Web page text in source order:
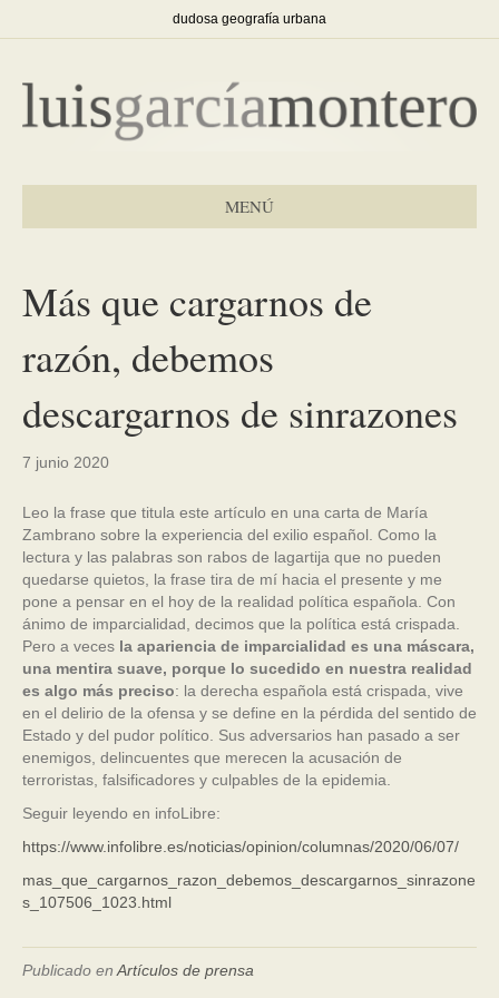
dudosa geografía urbana
MENÚ
Más que cargarnos de
razón, debemos
descargarnos de sinrazones
7 junio 2020
Leo la frase que titula este artículo en una carta de María
Zambrano sobre la experiencia del exilio español. Como la
lectura y las palabras son rabos de lagartija que no pueden
quedarse quietos, la frase tira de mí hacia el presente y me
pone a pensar en el hoy de la realidad política española. Con
ánimo de imparcialidad, decimos que la política está crispada.
Pero a veces la apariencia de imparcialidad es una máscara,
una mentira suave, porque lo sucedido en nuestra realidad
es algo más preciso: la derecha española está crispada, vive
en el delirio de la ofensa y se define en la pérdida del sentido de
Estado y del pudor político. Sus adversarios han pasado a ser
enemigos, delincuentes que merecen la acusación de
terroristas, falsificadores y culpables de la epidemia.
Seguir leyendo en infoLibre:
https://www.infolibre.es/noticias/opinion/columnas/2020/06/07/
mas_que_cargarnos_razon_debemos_descargarnos_sinrazone
s_107506_1023.html
Publicado en Artículos de prensa